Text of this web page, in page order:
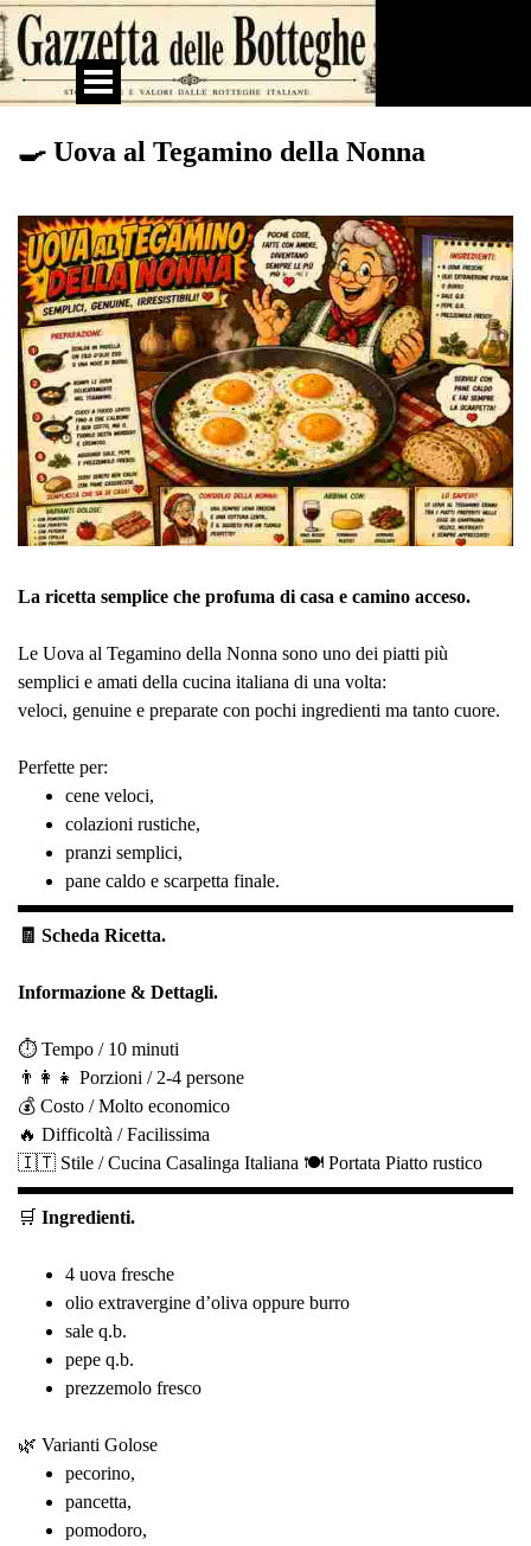
Vai ai contenuti
Salta menù
🍳 Uova al Tegamino della Nonna
La ricetta semplice che profuma di casa e camino acceso.
Le Uova al Tegamino della Nonna sono uno dei piatti più
semplici e amati della cucina italiana di una volta:
veloci, genuine e preparate con pochi ingredienti ma tanto cuore.
Perfette per:
cene veloci,
colazioni rustiche,
pranzi semplici,
pane caldo e scarpetta finale.
🧾 Scheda Ricetta.
Informazione & Dettagli.
⏱️ Tempo / 10 minuti
👨‍👩‍👧 Porzioni / 2-4 persone
💰 Costo / Molto economico
🔥 Difficoltà / Facilissima
🇮🇹 Stile / Cucina Casalinga Italiana 🍽️ Portata Piatto rustico
🛒 Ingredienti.
4 uova fresche
olio extravergine d’oliva oppure burro
sale q.b.
pepe q.b.
prezzemolo fresco
🌿 Varianti Golose
pecorino,
pancetta,
pomodoro,